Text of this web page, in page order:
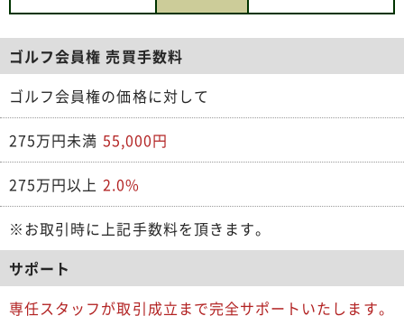
ゴルフ会員権 売買手数料
ゴルフ会員権の価格に対して
275万円未満 55,000円
275万円以上 2.0%
※お取引時に上記手数料を頂きます。
サポート
専任スタッフが取引成立まで完全サポートいたします。